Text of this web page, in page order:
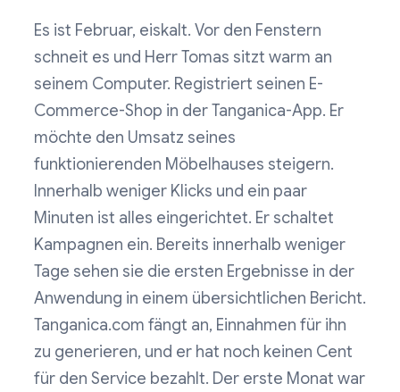
Es ist Februar, eiskalt. Vor den Fenstern
schneit es und Herr Tomas sitzt warm an
seinem Computer. Registriert seinen E-
Commerce-Shop in der Tanganica-App. Er
möchte den Umsatz seines
funktionierenden Möbelhauses steigern.
Innerhalb weniger Klicks und ein paar
Minuten ist alles eingerichtet. Er schaltet
Kampagnen ein. Bereits innerhalb weniger
Tage sehen sie die ersten Ergebnisse in der
Anwendung in einem übersichtlichen Bericht.
Tanganica.com fängt an, Einnahmen für ihn
zu generieren, und er hat noch keinen Cent
für den Service bezahlt. Der erste Monat war